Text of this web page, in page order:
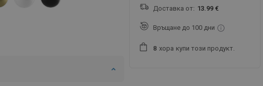
Доставка от: 13.99 €
Връщане до 100 дни
8 хора купи този продукт.